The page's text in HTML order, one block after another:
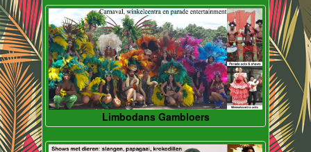
Limbodans Gambloers